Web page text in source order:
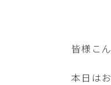
皆様こ
本日は